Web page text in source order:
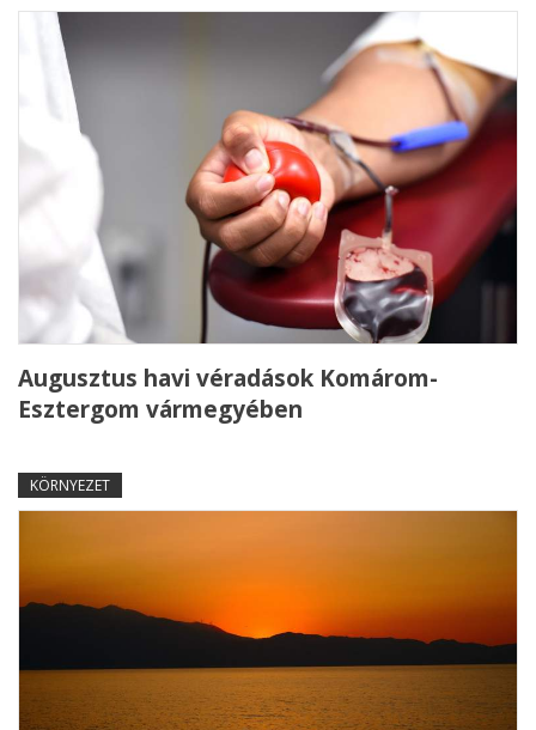
Augusztus havi véradások Komárom-
Esztergom vármegyében
KÖRNYEZET